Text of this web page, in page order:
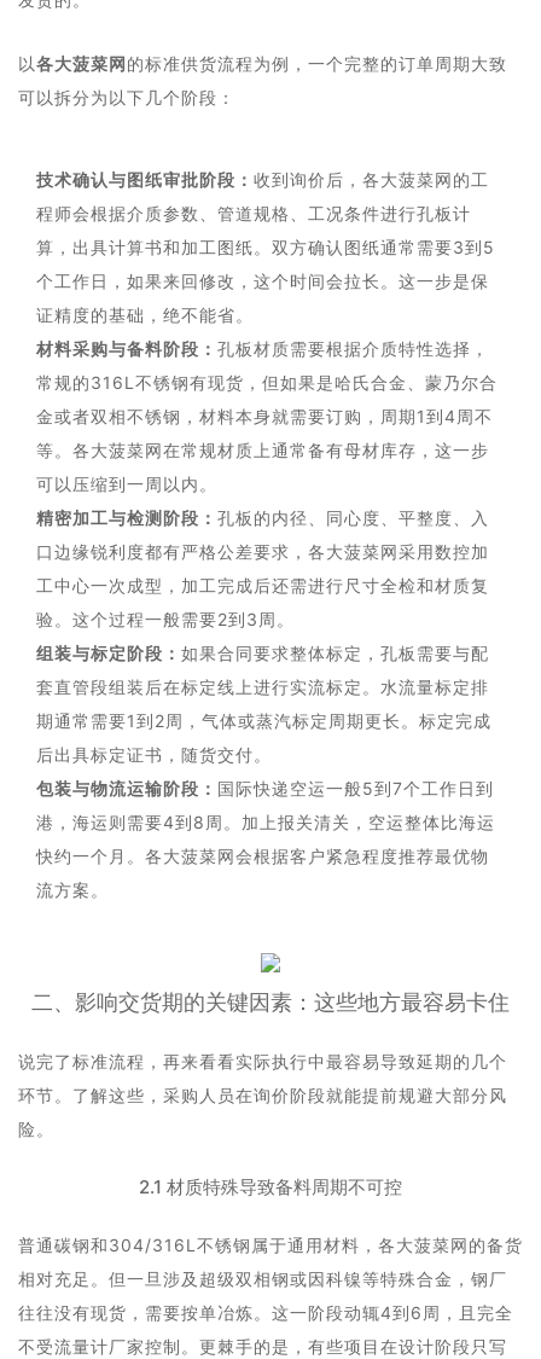
以各大菠菜网的标准供货流程为例，一个完整的订单周期大致
可以拆分为以下几个阶段：
技术确认与图纸审批阶段： 收到询价后，各大菠菜网的工
程师会根据介质参数、管道规格、工况条件进行孔板计
算，出具计算书和加工图纸。双方确认图纸通常需要3到5
个工作日，如果来回修改，这个时间会拉长。这一步是保
证精度的基础，绝不能省。
材料采购与备料阶段： 孔板材质需要根据介质特性选择，
常规的316L不锈钢有现货，但如果是哈氏合金、蒙乃尔合
金或者双相不锈钢，材料本身就需要订购，周期1到4周不
等。各大菠菜网在常规材质上通常备有母材库存，这一步
可以压缩到一周以内。
精密加工与检测阶段： 孔板的内径、同心度、平整度、入
口边缘锐利度都有严格公差要求，各大菠菜网采用数控加
工中心一次成型，加工完成后还需进行尺寸全检和材质复
验。这个过程一般需要2到3周。
组装与标定阶段： 如果合同要求整体标定，孔板需要与配
套直管段组装后在标定线上进行实流标定。水流量标定排
期通常需要1到2周，气体或蒸汽标定周期更长。标定完成
后出具标定证书，随货交付。
包装与物流运输阶段： 国际快递空运一般5到7个工作日到
港，海运则需要4到8周。加上报关清关，空运整体比海运
快约一个月。各大菠菜网会根据客户紧急程度推荐最优物
流方案。
二、影响交货期的关键因素：这些地方最容易卡住
说完了标准流程，再来看看实际执行中最容易导致延期的几个
环节。了解这些，采购人员在询价阶段就能提前规避大部分风
险。
2.1 材质特殊导致备料周期不可控
普通碳钢和304/316L不锈钢属于通用材料，各大菠菜网的备货
相对充足。但一旦涉及超级双相钢或因科镍等特殊合金，钢厂
往往没有现货，需要按单冶炼。这一阶段动辄4到6周，且完全
不受流量计厂家控制。更棘手的是，有些项目在设计阶段只写